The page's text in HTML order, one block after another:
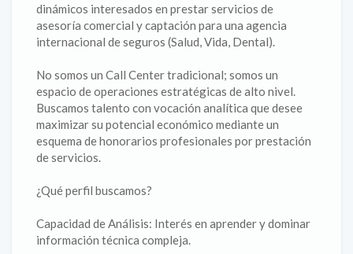
dinámicos interesados en prestar servicios de
asesoría comercial y captación para una agencia
internacional de seguros (Salud, Vida, Dental).
No somos un Call Center tradicional; somos un
espacio de operaciones estratégicas de alto nivel.
Buscamos talento con vocación analítica que desee
maximizar su potencial económico mediante un
esquema de honorarios profesionales por prestación
de servicios.
¿Qué perfil buscamos?
Capacidad de Análisis: Interés en aprender y dominar
información técnica compleja.